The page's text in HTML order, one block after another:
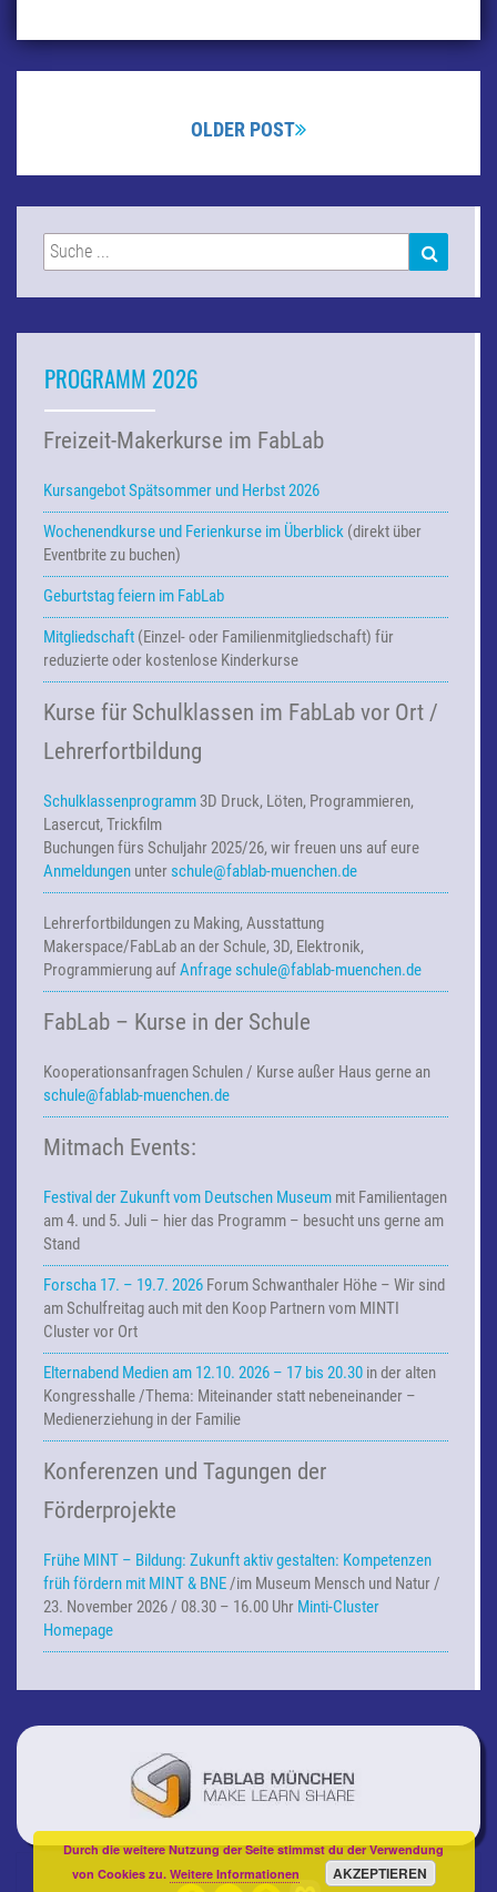
OLDER POST
Suchen
nach:
PROGRAMM 2026
Freizeit-Makerkurse im FabLab
Kursangebot Spätsommer und Herbst 2026
Wochenendkurse und Ferienkurse im Überblick (direkt über
Eventbrite zu buchen)
Geburtstag feiern im FabLab
Mitgliedschaft (Einzel- oder Familienmitgliedschaft) für
reduzierte oder kostenlose Kinderkurse
Kurse für Schulklassen im FabLab vor Ort /
Lehrerfortbildung
Schulklassenprogramm3D Druck, Löten, Programmieren,
Lasercut, Trickfilm
Buchungen fürs Schuljahr 2025/26, wir freuen uns auf eure
Anmeldungen unter schule@fablab-muenchen.de
Lehrerfortbildungen zu Making,Ausstattung
Makerspace/FabLab an der Schule, 3D, Elektronik,
Programmierung aufAnfrage schule@fablab-muenchen.de
FabLab – Kurse in der Schule
KooperationsanfragenSchulen / Kurse außer Haus gerne an
schule@fablab-muenchen.de
Mitmach Events:
Festival der Zukunft vom Deutschen Museum mit Familientagen
am 4. und 5. Juli – hier das Programm – besucht uns gerne am
Stand
Forscha 17. – 19.7. 2026 Forum Schwanthaler Höhe – Wir sind
am Schulfreitag auch mit den Koop Partnern vom MINTI
Cluster vor Ort
Elternabend Medien am 12.10. 2026 – 17 bis 20.30 in der alten
Kongresshalle /Thema: Miteinander statt nebeneinander –
Medienerziehung in der Familie
Konferenzen und Tagungen der
Förderprojekte
Frühe MINT – Bildung: Zukunft aktiv gestalten: Kompetenzen
früh fördern mit MINT & BNE/im Museum Mensch und Natur /
23. November 2026 / 08.30 – 16.00 Uhr Minti-Cluster
Homepage
Durch die weitere Nutzung der Seite stimmst du der Verwendung
von Cookies zu. Weitere Informationen AKZEPTIEREN